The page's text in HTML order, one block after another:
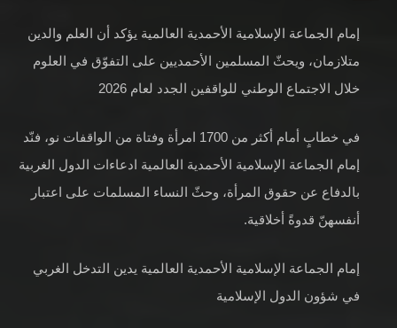
إمام الجماعة الإسلامية الأحمدية العالمية يؤكد أن العلم والدين
متلازمان، ويحثّ المسلمين الأحمديين على التفوّق في العلوم
خلال الاجتماع الوطني للواقفين الجدد لعام 2026
في خطابٍ أمام أكثر من 1700 امرأة وفتاة من الواقفات نو، فنّد
إمام الجماعة الإسلامية الأحمدية العالمية ادعاءات الدول الغربية
بالدفاع عن حقوق المرأة، وحثّ النساء المسلمات على اعتبار
أنفسهنّ قدوةً أخلاقية.
إمام الجماعة الإسلامية الأحمدية العالمية يدين التدخل الغربي
في شؤون الدول الإسلامية